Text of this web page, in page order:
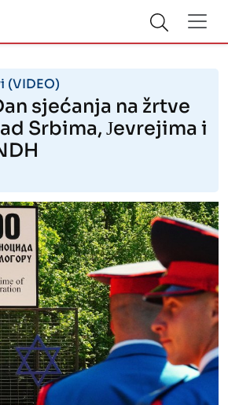
(VIDEO)
sjećanja na žrtve
Srbima, Јevrejima i